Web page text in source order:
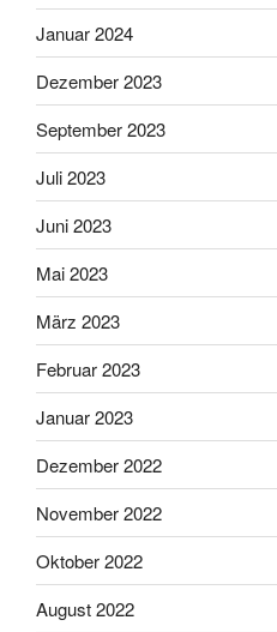
Januar 2024
Dezember 2023
September 2023
Juli 2023
Juni 2023
Mai 2023
März 2023
Februar 2023
Januar 2023
Dezember 2022
November 2022
Oktober 2022
August 2022